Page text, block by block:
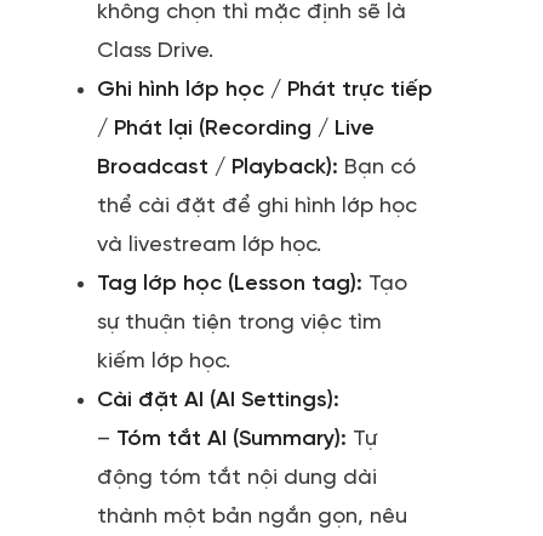
không chọn thì mặc định sẽ là
Class Drive.
Ghi hình lớp học / Phát trực tiếp
/ Phát lại (Recording / Live
Broadcast / Playback): Bạn có
thể cài đặt để ghi hình lớp học
và livestream lớp học.
Tag lớp học (Lesson tag): Tạo
sự thuận tiện trong việc tìm
kiếm lớp học.
Cài đặt AI (AI Settings):
– Tóm tắt AI (Summary): Tự
động tóm tắt nội dung dài
thành một bản ngắn gọn, nêu